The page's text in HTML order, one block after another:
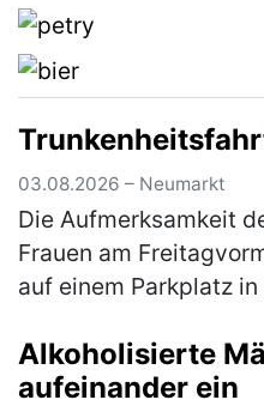
(mehr)
03.08.2026 – Neumarkt
Die Aufmerksamkeit
Frauen am
auf einem Parkplatz
Beamten bemerkten
Alkoholisierte
aufeinander ein